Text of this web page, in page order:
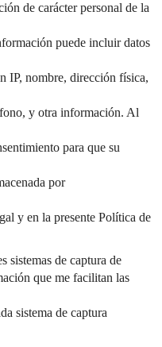
de carácter personal de la
puede incluir datos
IP, nombre, dirección física,
y otra información. Al
para que su
por
y en la presente Política de
sistemas de captura de
que me facilitan las
sistema de captura